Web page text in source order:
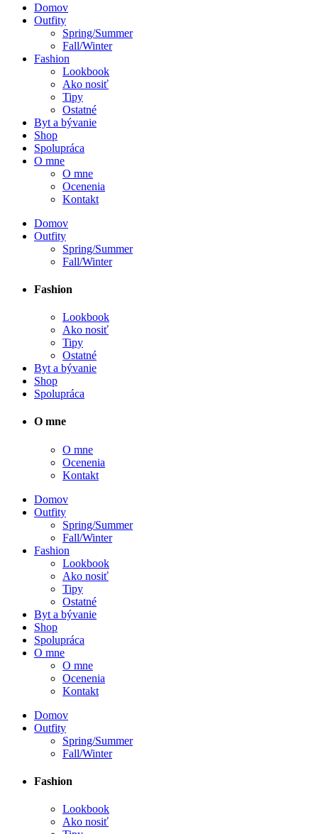
Domov
Outfity
Spring/Summer
Fall/Winter
Fashion
Lookbook
Ako nosiť
Tipy
Ostatné
Byt a bývanie
Shop
Spolupráca
O mne
O mne
Ocenenia
Kontakt
Domov
Outfity
Spring/Summer
Fall/Winter
Fashion
Lookbook
Ako nosiť
Tipy
Ostatné
Byt a bývanie
Shop
Spolupráca
O mne
O mne
Ocenenia
Kontakt
Domov
Outfity
Spring/Summer
Fall/Winter
Fashion
Lookbook
Ako nosiť
Tipy
Ostatné
Byt a bývanie
Shop
Spolupráca
O mne
O mne
Ocenenia
Kontakt
Domov
Outfity
Spring/Summer
Fall/Winter
Fashion
Lookbook
Ako nosiť